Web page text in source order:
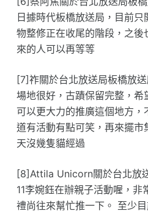
日據時代板橋放送局，目前
物整修正在收尾的階段，之後
來的人可以再等等
[7]祚關於台北放送局板橋放送
場地很好，古蹟保留完整，希
可以更大力的推廣這個地方
道有活動有點可笑，再來擺
天沒幾隻貓經過
[8]Attila Unicorn關於台北放
11李婉鈺在辦親子活動喔，非
禮尚往來幫忙推一下。 至少